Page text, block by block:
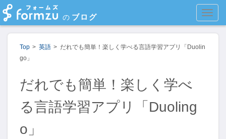
の ブログ
Top 英語
だれでも簡単！楽しく学べる言語学習アプリ「Duolin
go」
だれでも簡単！楽しく学べ
る言語学習アプリ「Duoling
o」